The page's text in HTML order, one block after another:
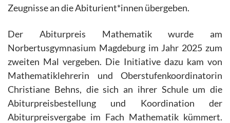
Zeugnisse an die Abiturient*innen übergeben.
Der Abiturpreis Mathematik wurde am
Norbertusgymnasium Magdeburg im Jahr 2025 zum
zweiten Mal vergeben. Die Initiative dazu kam von
Mathematiklehrerin und Oberstufenkoordinatorin
Christiane Behns, die sich an ihrer Schule um die
Abiturpreisbestellung und Koordination der
Abiturpreisvergabe im Fach Mathematik kümmert.